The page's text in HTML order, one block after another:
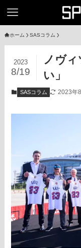
ホーム SASコラム
ノヴ
い」
2023
8/19
SASコラム 2023年